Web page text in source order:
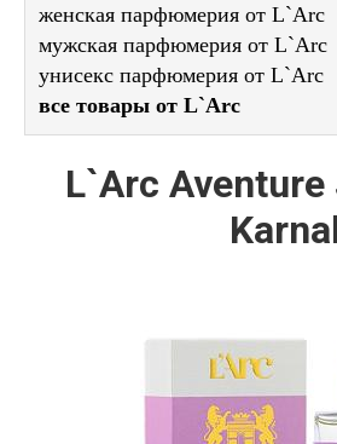
женская парфюмерия от L`Arc
мужская парфюмерия от L`Arc
унисекс парфюмерия от L`Arc
все товары от L`Arc
L`Arc